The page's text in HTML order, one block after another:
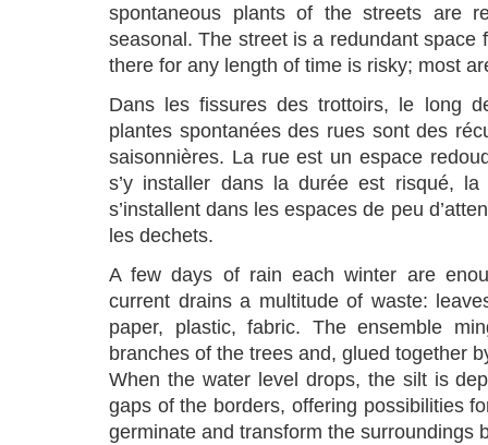
spontaneous plants of the streets are
seasonal. The street is a redundant space
there for any length of time is risky; most
Dans les fissures des trottoirs, le long
plantes spontanées des rues sont des
saisonnières. La rue est un espace
s’y installer dans la durée est risqué,
s’installent dans les espaces de peu
les dechets.
A few days of rain each winter are
current drains a multitude of waste:
paper, plastic, fabric. The ensemble
branches of the trees and, glued together
When the water level drops, the silt is
gaps of the borders, offering possibilities
germinate and transform the surroundings